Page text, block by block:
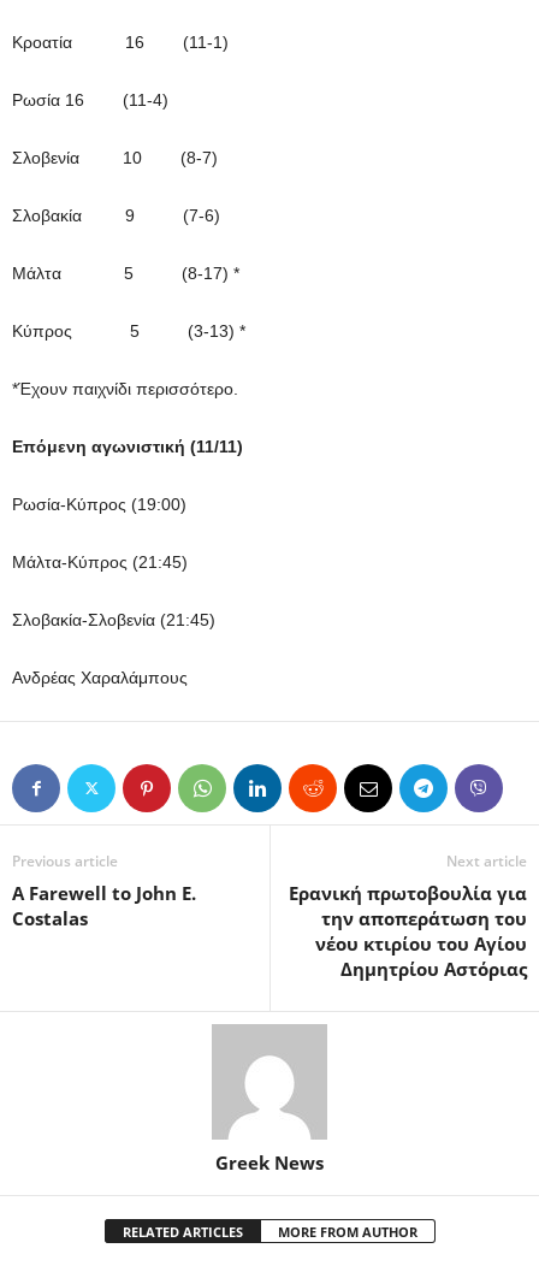
Κροατία 16 (11-1)
Ρωσία 16 (11-4)
Σλοβενία 10 (8-7)
Σλοβακία 9 (7-6)
Μάλτα 5 (8-17) *
Κύπρος 5 (3-13) *
*Έχουν παιχνίδι περισσότερο.
Επόμενη αγωνιστική (11/11)
Ρωσία-Κύπρος (19:00)
Μάλτα-Κύπρος (21:45)
Σλοβακία-Σλοβενία (21:45)
Ανδρέας Χαραλάμπους
Previous article
A Farewell to John E.
Costalas
Next article
Ερανική πρωτοβουλία για
την αποπεράτωση του
νέου κτιρίου του Αγίου
Δημητρίου Αστόριας
Greek News
RELATED ARTICLES MORE FROM AUTHOR